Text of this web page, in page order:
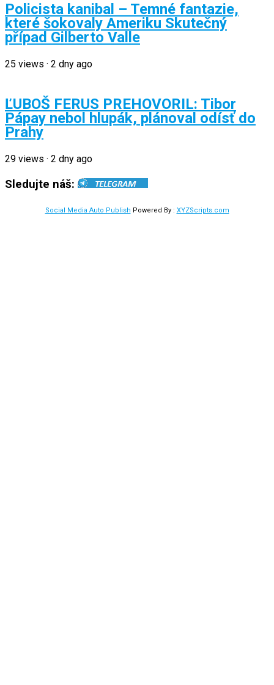
Policista kanibal – Temné fantazie,
které šokovaly Ameriku Skutečný
případ Gilberto Valle
25 views · 2 dny ago
ĽUBOŠ FERUS PREHOVORIL: Tibor
Pápay nebol hlupák, plánoval odísť do
Prahy
29 views · 2 dny ago
Sledujte náš:
Social Media Auto Publish Powered By : XYZScripts.com